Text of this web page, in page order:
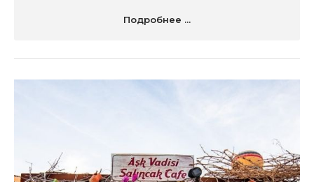
Подробнее ...